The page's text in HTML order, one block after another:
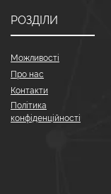
РОЗДІЛИ
Можливості
Про нас
Контакти
Політика
конфіденційності